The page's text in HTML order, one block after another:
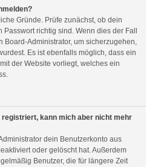
Gründe. Prüfe zunächst, ob dein
Passwort richtig sind. Wenn dies der Fall
Board-Administrator, um sicherzugehen,
Es ist ebenfalls möglich, dass ein
der Website vorliegt, welches ein
registriert, kann mich aber nicht mehr
dein Benutzerkonto aus
oder gelöscht hat. Außerdem
Benutzer, die für längere Zeit